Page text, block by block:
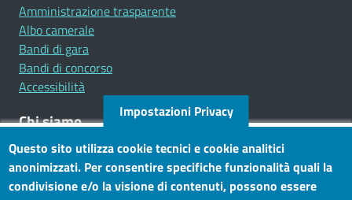
Amministrazione trasparente
Albo camerale
Bandi di gara
Bandi di concorso
Accessibilità
Chi siamo
Mission
Statuto e carta dei servizi
Impostazioni Privacy
Questo sito utilizza cookie tecnici e cookie analitici
anonimizzati. Per consentire specifiche funzionalità quali la
condivisione e/o la visione di contenuti, possono essere